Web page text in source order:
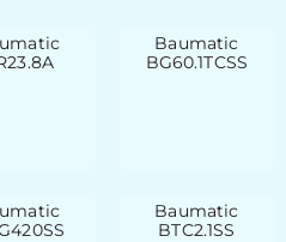
Baumatic
BG60.1TCSS
Baumatic
BTC2.1SS